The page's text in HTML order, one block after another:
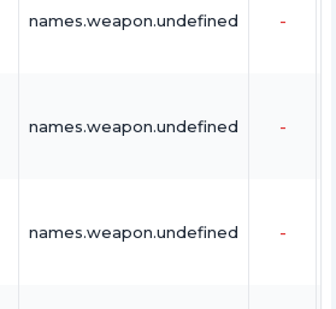
names.weapon.undefined -
names.weapon.undefined -
names.weapon.undefined -